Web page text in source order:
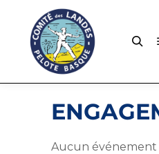
Aucun événement